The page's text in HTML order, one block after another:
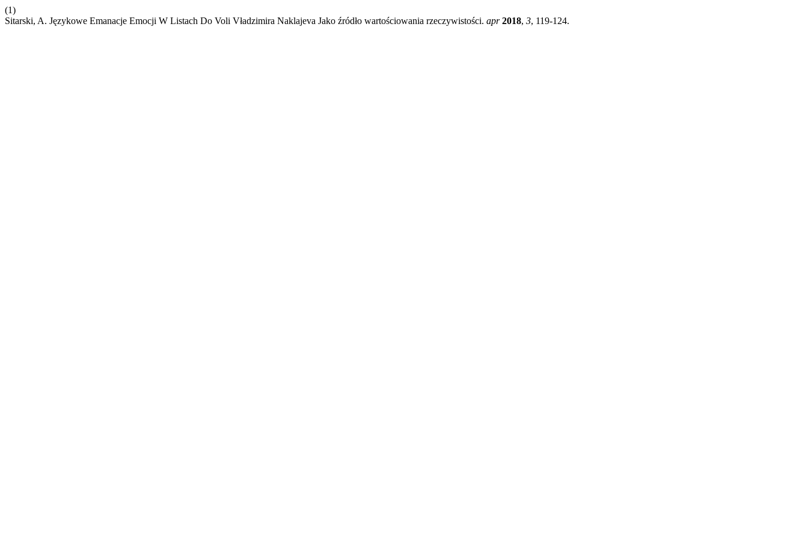
(1)
Sitarski, A. Językowe Emanacje Emocji W Listach Do Voli Vładzimira Naklajeva Jako źródło wartościowania rzeczywistości. apr 2018, 3, 119-124.